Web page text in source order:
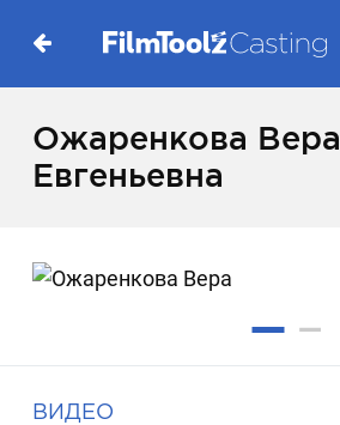
Ожаренкова Вера
Евгеньевна
ВИДЕО